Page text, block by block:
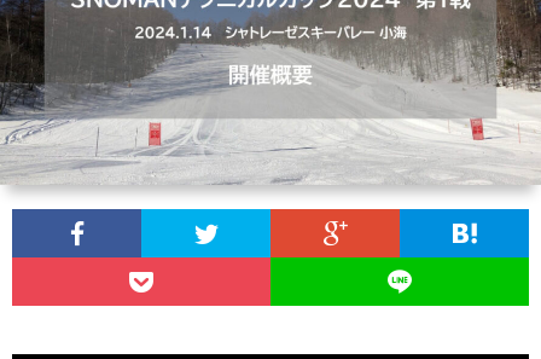
金・
時
間)
る
質
問
い
合
わ
ク
セ
ス